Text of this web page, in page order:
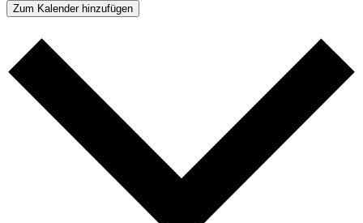
Zum Kalender hinzufügen